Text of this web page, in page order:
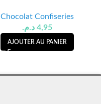
Chocolat Confiseries
4,95 د.م.
AJOUTER AU PANIER